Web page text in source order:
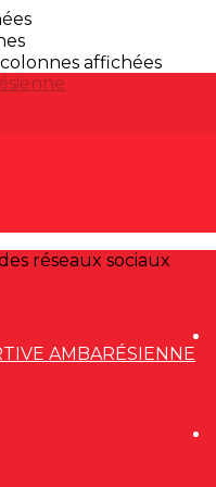
affichées
réseaux sociaux